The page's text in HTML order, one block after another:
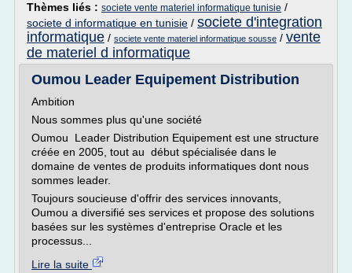
Thèmes liés : societe vente materiel informatique tunisie /
societe d informatique en tunisie / societe d'integration
informatique / societe vente materiel informatique sousse / vente
de materiel d informatique
Oumou Leader Equipement Distribution
Ambition
Nous sommes plus qu'une société
Oumou Leader Distribution Equipement est une structure
créée en 2005, tout au début spécialisée dans le
domaine de ventes de produits informatiques dont nous
sommes leader.
Toujours soucieuse d'offrir des services innovants,
Oumou a diversifié ses services et propose des solutions
basées sur les systèmes d'entreprise Oracle et les
processus...
Lire la suite